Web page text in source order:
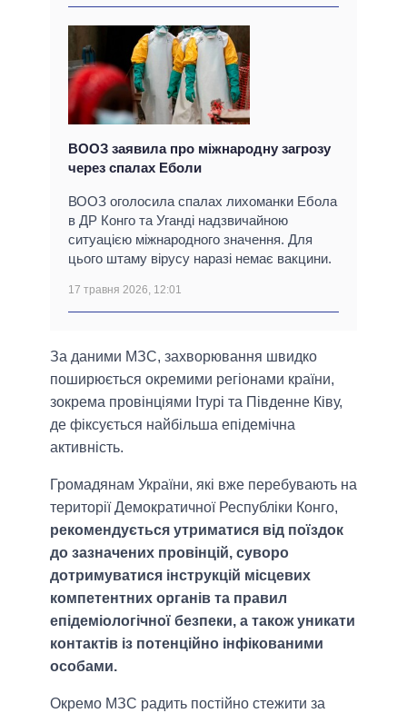
ВООЗ заявила про міжнародну загрозу
через спалах Еболи
ВООЗ оголосила спалах лихоманки Ебола
в ДР Конго та Уганді надзвичайною
ситуацією міжнародного значення. Для
цього штаму вірусу наразі немає вакцини.
17 травня 2026, 12:01
За даними МЗС, захворювання швидко
поширюється окремими регіонами країни,
зокрема провінціями Ітурі та Південне Ківу,
де фіксується найбільша епідемічна
активність.
Громадянам України, які вже перебувають на
території Демократичної Республіки Конго,
рекомендується утриматися від поїздок
до зазначених провінцій, суворо
дотримуватися інструкцій місцевих
компетентних органів та правил
епідеміологічної безпеки, а також уникати
контактів із потенційно інфікованими
особами.
Окремо МЗС радить постійно стежити за